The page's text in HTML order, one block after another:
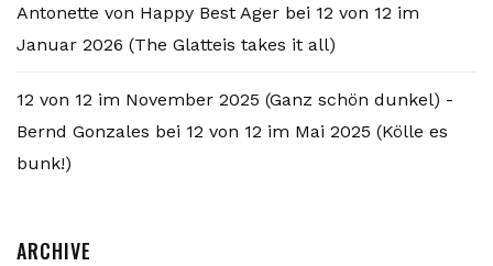
Antonette von Happy Best Ager bei 12 von 12 im
Januar 2026 (The Glatteis takes it all)
12 von 12 im November 2025 (Ganz schön dunkel) -
Bernd Gonzales bei 12 von 12 im Mai 2025 (Kölle es
bunk!)
ARCHIVE